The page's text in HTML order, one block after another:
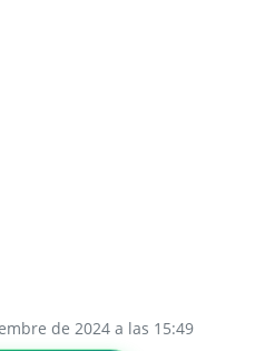
de 2024 a las 15:49